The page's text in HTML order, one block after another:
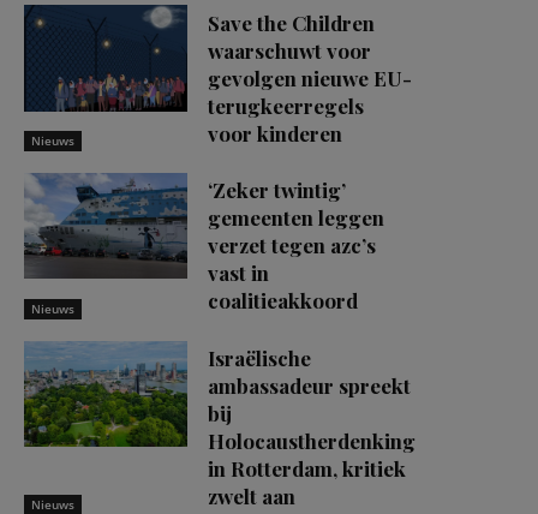
Nieuws
Save the Children
waarschuwt voor
gevolgen nieuwe EU-
terugkeerregels
voor kinderen
Nieuws
‘Zeker twintig’
gemeenten leggen
verzet tegen azc’s
vast in
coalitieakkoord
Nieuws
Israëlische
ambassadeur spreekt
bij
Holocaustherdenking
in Rotterdam, kritiek
zwelt aan